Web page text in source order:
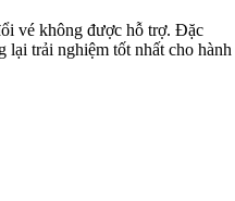
vé không được hỗ trợ. Đặc
lại trải nghiệm tốt nhất cho hành